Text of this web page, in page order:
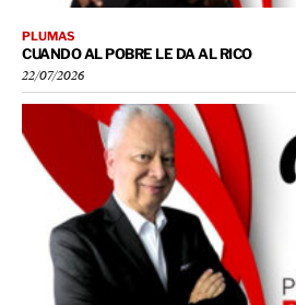
PLUMAS
CUANDO AL POBRE LE DA AL RICO
22/07/2026